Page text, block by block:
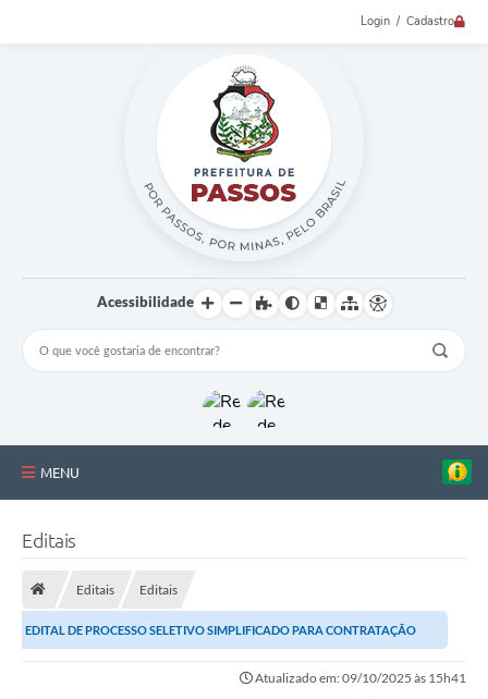
Login / Cadastro
Acessibilidade
MENU
Estrutura Administrativa
Editais
Editais Editais
EDITAL DE PROCESSO SELETIVO SIMPLIFICADO PARA CONTRATAÇÃO
Atualizado em: 09/10/2025 às 15h41